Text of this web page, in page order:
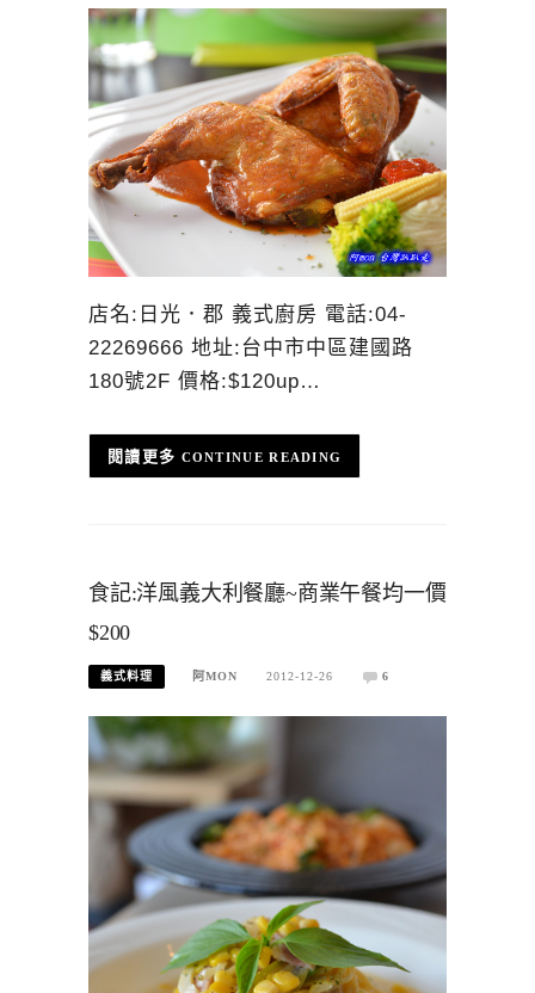
店名:日光．郡 義式廚房 電話:04-
22269666 地址:台中市中區建國路
180號2F 價格:$120up…
CONTINUE READING
食記:洋風義大利餐廳~商業午餐均一價
$200
義式料理 阿MON 2012-12-26 6